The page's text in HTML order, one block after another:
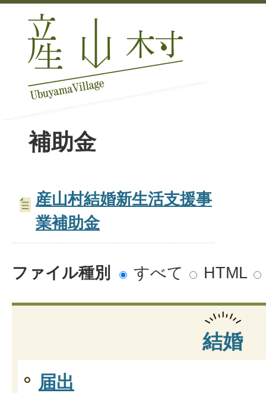
補助金
産山村結婚新生活支援事
業補助金
ファイル種別 すべて HTML
結婚
届出